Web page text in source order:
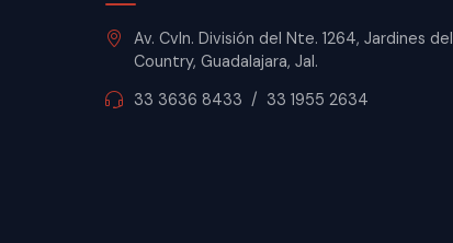
Av. Cvln. División del Nte. 1264, Jardines del
Country, Guadalajara, Jal.
33 3636 8433 / 33 1955 2634